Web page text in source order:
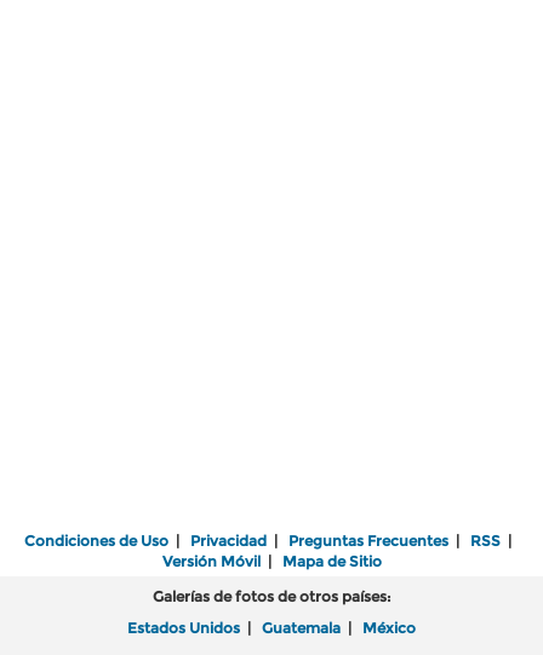
Condiciones de Uso | Privacidad | Preguntas Frecuentes | RSS |
Versión Móvil| Mapa de Sitio
Galerías de fotos de otros países:
Estados Unidos | Guatemala | México